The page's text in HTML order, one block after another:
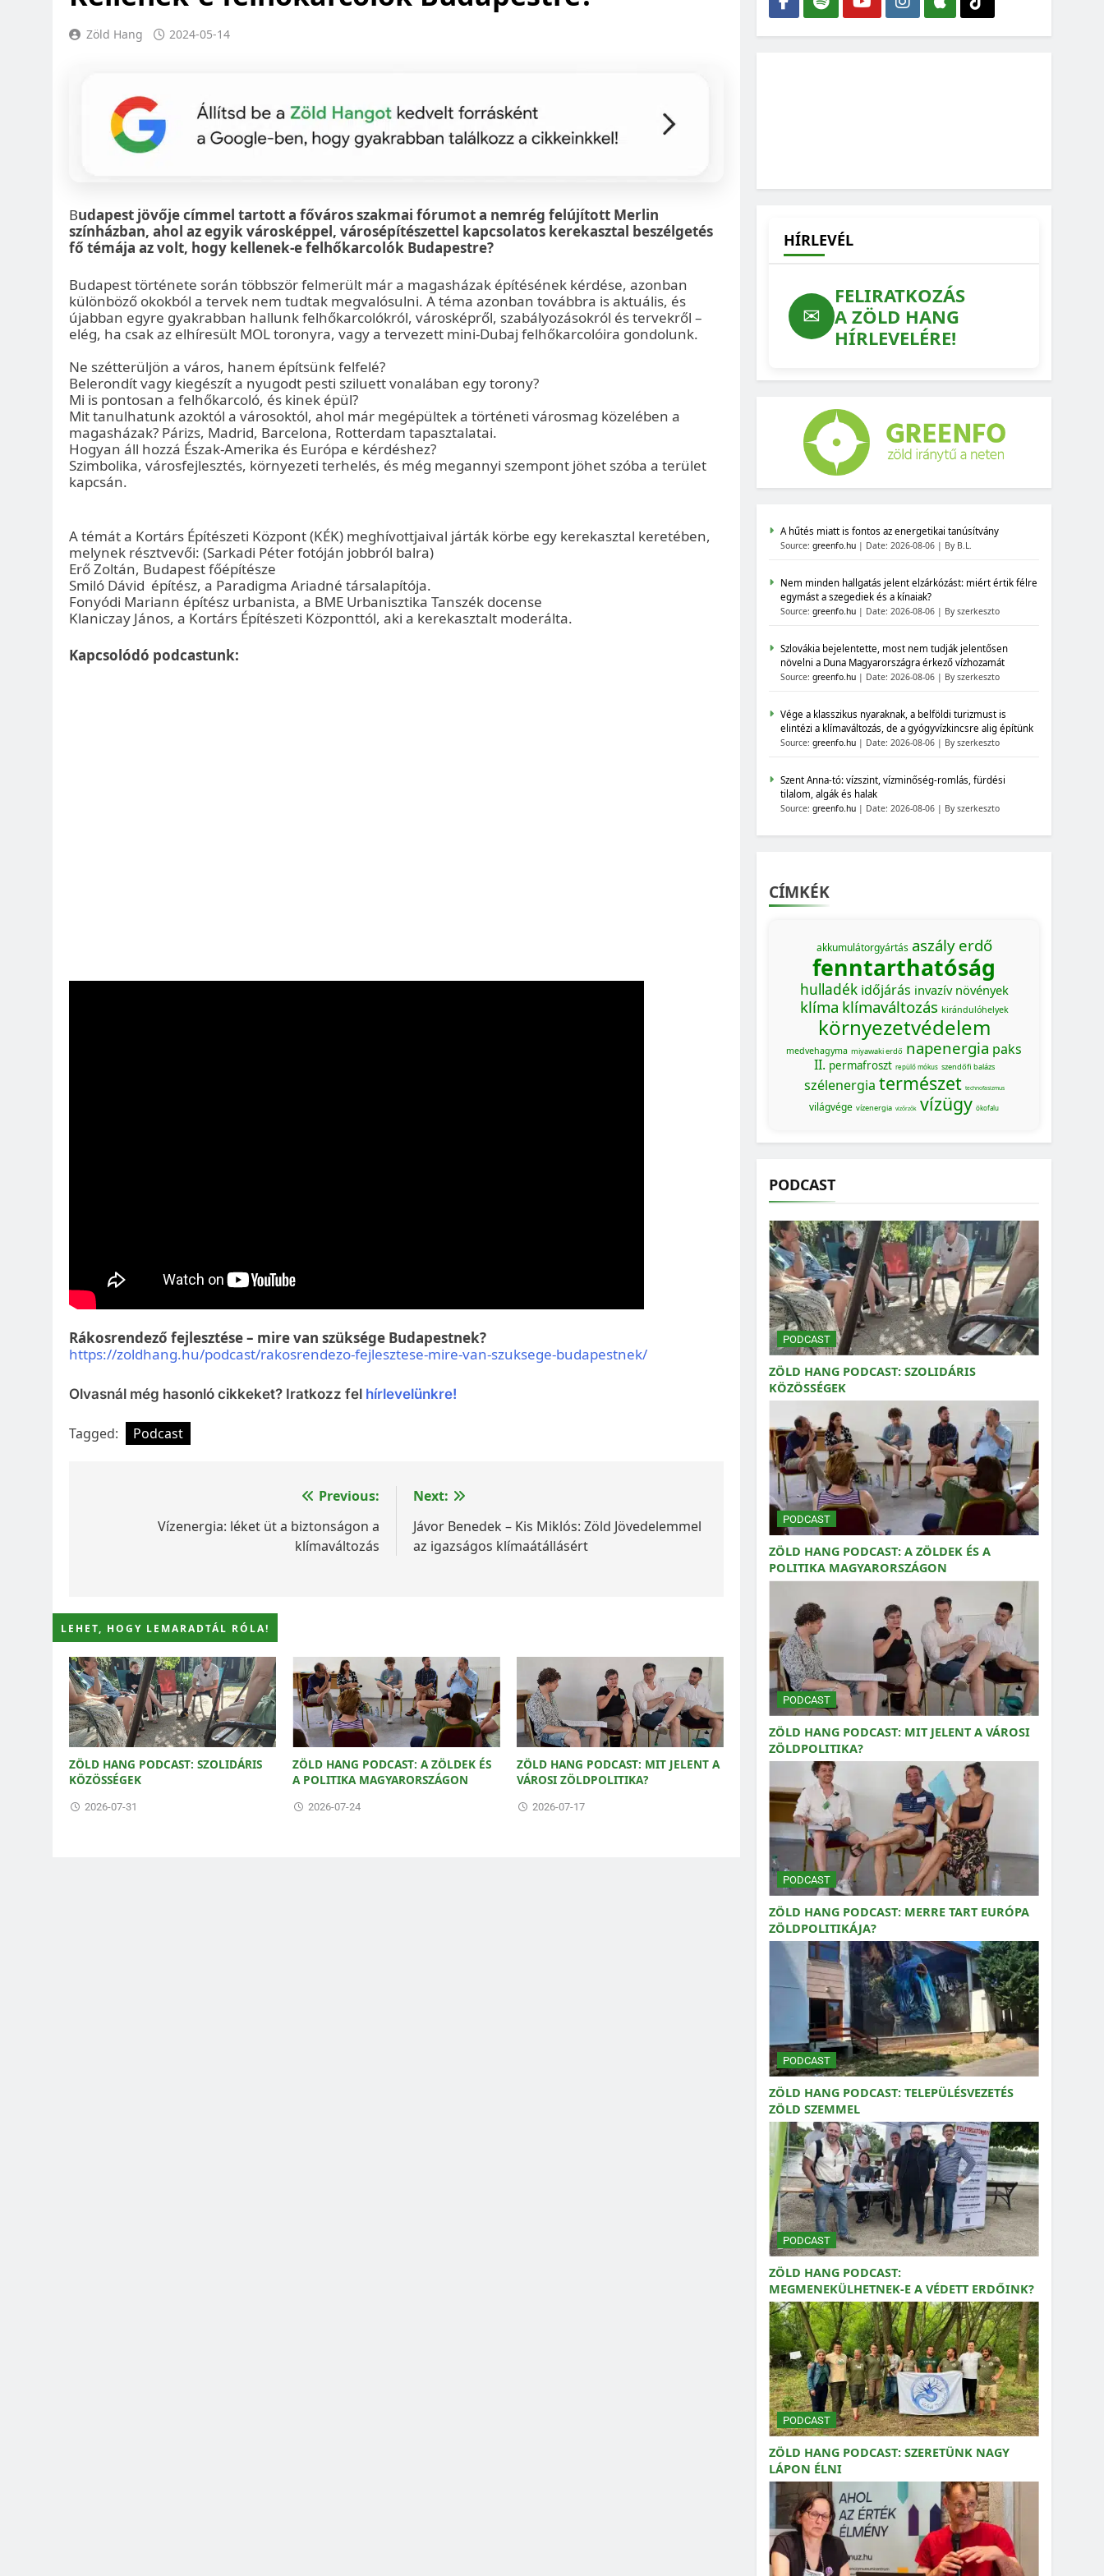
Zöld Hang 2024-05-14
Budapest jövője címmel tartott a főváros szakmai fórumot a nemrég felújított Merlin
színházban, ahol az egyik városképpel, városépítészettel kapcsolatos kerekasztal beszélgetés
fő témája az volt, hogy kellenek-e felhőkarcolók Budapestre?
Budapest története során többször felmerült már a magasházak építésének kérdése, azonban
különböző okokból a tervek nem tudtak megvalósulni. A téma azonban továbbra is aktuális, és
újabban egyre gyakrabban hallunk felhőkarcolókról, városképről, szabályozásokról és tervekről –
elég, ha csak az elhíresült MOL toronyra, vagy a tervezett mini-Dubaj felhőkarcolóira gondolunk.
Ne szétterüljön a város, hanem építsünk felfelé?
Belerondít vagy kiegészít a nyugodt pesti sziluett vonalában egy torony?
Mi is pontosan a felhőkarcoló, és kinek épül?
Mit tanulhatunk azoktól a városoktól, ahol már megépültek a történeti városmag közelében a
magasházak? Párizs, Madrid, Barcelona, Rotterdam tapasztalatai.
Hogyan áll hozzá Észak-Amerika és Európa e kérdéshez?
Szimbolika, városfejlesztés, környezeti terhelés, és még megannyi szempont jöhet szóba a terület
kapcsán.
A témát a Kortárs Építészeti Központ (KÉK) meghívottjaival járták körbe egy kerekasztal keretében,
melynek résztvevői: (Sarkadi Péter fotóján jobbról balra)
Erő Zoltán, Budapest főépítésze
Smiló Dávid építész, a Paradigma Ariadné társalapítója.
Fonyódi Mariann építész urbanista, a BME Urbanisztika Tanszék docense
Klaniczay János, a Kortárs Építészeti Központtól, aki a kerekasztalt moderálta.
Kapcsolódó podcastunk:
Rákosrendező fejlesztése – mire van szüksége Budapestnek?
https://zoldhang.hu/podcast/rakosrendezo-fejlesztese-mire-van-szuksege-budapestnek/
Olvasnál még hasonló cikkeket? Iratkozz fel hírlevelünkre!
Tagged: Podcast
navigáció
Previous:
Vízenergia: léket üt a biztonságon a
klímaváltozás
Next:
Jávor Benedek – Kis Miklós: Zöld Jövedelemmel
az igazságos klímaátállásért
LEHET, HOGY LEMARADTÁL RÓLA!
ZÖLD HANG PODCAST: SZOLIDÁRIS
KÖZÖSSÉGEK
2026-07-31
ZÖLD HANG PODCAST: A ZÖLDEK ÉS
A POLITIKA MAGYARORSZÁGON
2026-07-24
ZÖLD HANG PODCAST: MIT JELENT A
VÁROSI ZÖLDPOLITIKA?
2026-07-17
HÍRLEVÉL
✉
FELIRATKOZÁS
A ZÖLD HANG
HÍRLEVELÉRE!
A hűtés miatt is fontos az energetikai tanúsítvány
Source:greenfo.hu Date: 2026-08-06 By B.L.
Nem minden hallgatás jelent elzárkózást: miért értik félre
egymást a szegediek és a kínaiak?
Source:greenfo.hu Date: 2026-08-06 By szerkeszto
Szlovákia bejelentette, most nem tudják jelentősen
növelni a Duna Magyarországra érkező vízhozamát
Source:greenfo.hu Date: 2026-08-06 By szerkeszto
Vége a klasszikus nyaraknak, a belföldi turizmust is
elintézi a klímaváltozás, de a gyógyvízkincsre alig építünk
Source:greenfo.hu Date: 2026-08-06 By szerkeszto
Szent Anna-tó: vízszint, vízminőség-romlás, fürdési
tilalom, algák és halak
Source:greenfo.hu Date: 2026-08-06 By szerkeszto
CÍMKÉK
akkumulátorgyártás aszály erdő
fenntarthatóság
hulladék időjárás invazív növények
klíma klímaváltozás kirándulóhelyek
környezetvédelem
medvehagyma miyawaki erdő napenergia paks
II. permafroszt repülő mókus szendőfi balázs
szélenergia természet technofasizmus
világvége vízenergia vízőrzők vízügy ökofalu
PODCAST
PODCAST
ZÖLD HANG PODCAST: SZOLIDÁRIS
KÖZÖSSÉGEK
PODCAST
ZÖLD HANG PODCAST: A ZÖLDEK ÉS A
POLITIKA MAGYARORSZÁGON
PODCAST
ZÖLD HANG PODCAST: MIT JELENT A VÁROSI
ZÖLDPOLITIKA?
PODCAST
ZÖLD HANG PODCAST: MERRE TART EURÓPA
ZÖLDPOLITIKÁJA?
PODCAST
ZÖLD HANG PODCAST: TELEPÜLÉSVEZETÉS
ZÖLD SZEMMEL
PODCAST
ZÖLD HANG PODCAST:
MEGMENEKÜLHETNEK-E A VÉDETT ERDŐINK?
PODCAST
ZÖLD HANG PODCAST: SZERETÜNK NAGY
LÁPON ÉLNI